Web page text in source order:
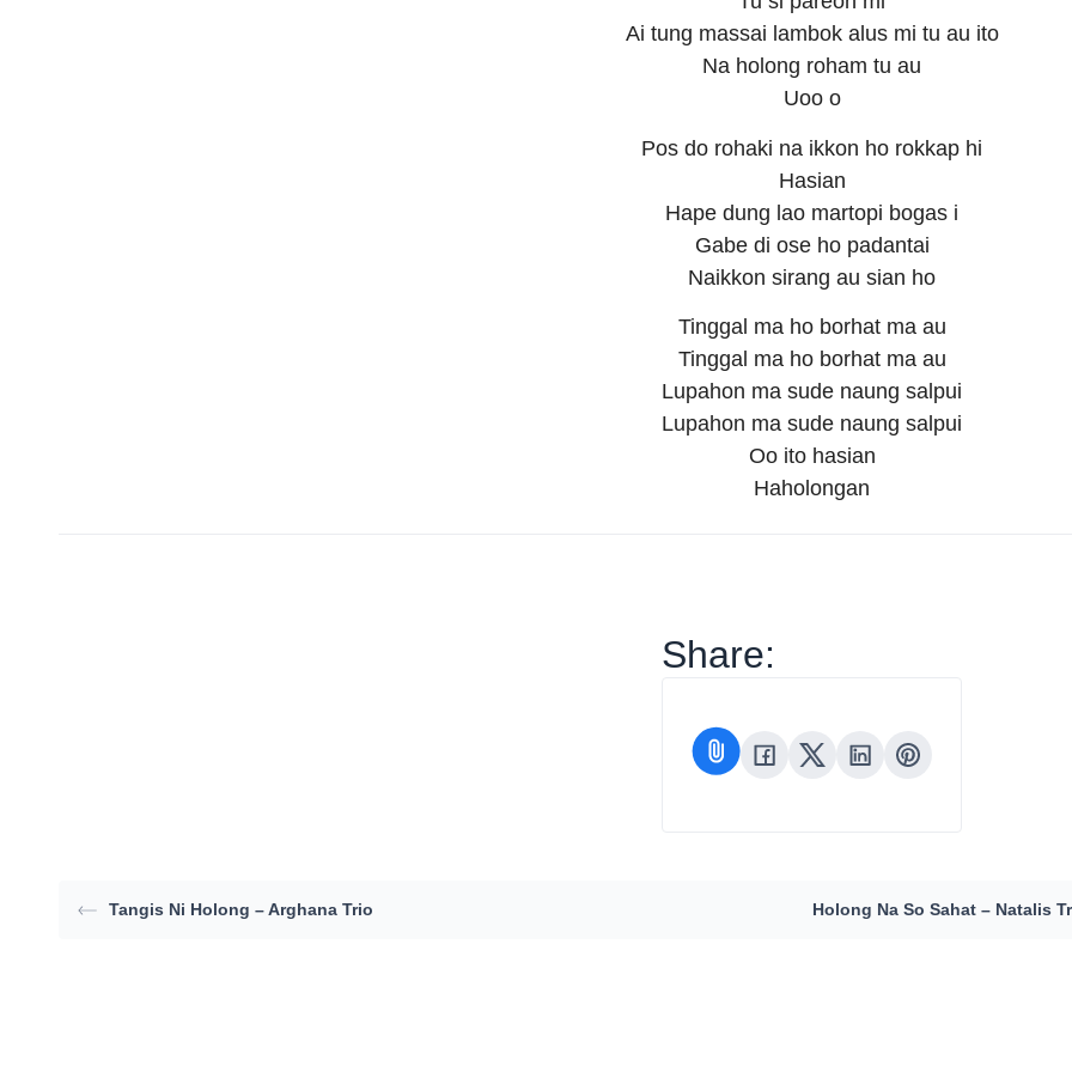
Ai tung massai lambok alus mi tu au ito
Na holong roham tu au
Uoo o
Pos do rohaki na ikkon ho rokkap hi
Hasian
Hape dung lao martopi bogas i
Gabe di ose ho padantai
Naikkon sirang au sian ho
Tinggal ma ho borhat ma au
Tinggal ma ho borhat ma au
Lupahon ma sude naung salpui
Lupahon ma sude naung salpui
Oo ito hasian
Haholongan
Share:
Tangis Ni Holong – Arghana Trio Holong Na So Sahat – Natalis